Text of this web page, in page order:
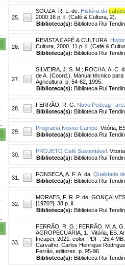
25.
SOUZA, R. L. de. História da
2000 16 p. il. (Café & Cultura, 2).
Biblioteca(s): Biblioteca Rui
26.
REVISTA CAFÉ & CULTURA.
Cultura, 2000. 11 p. il. (Café &
Biblioteca(s): Biblioteca Rui
27.
SILVEIRA, J. S. M. ; ROCHA, A. C.
de A. (Coord.). Manual técnico
Agricultura, p. 54-62, 1995.
Biblioteca(s): Biblioteca Rui
28.
FERRÃO, R. G.
Novo Pedeag :
Biblioteca(s): Biblioteca Rui
29.
Programa Nosso Campo. Vitória,
Biblioteca(s): Biblioteca Rui
30.
PROJETO Café Sustentável.
Biblioteca(s): Biblioteca Rui
31.
FONSECA, A. F. A. da. Qualidade
Biblioteca(s): Biblioteca Rui
32.
MORAES, F. R. P. de;
[1970?]. 38 p. il.
Biblioteca(s): Biblioteca Rui
33.
FERRÃO, R. G. ; FERRÃO, M. A. G.
AGROPECUÁRIA, 1., Vitória, ES.
Incaper, 2021. color. PDF ; 25,4
Carvalho, Carlos Henrique
Ferrão, editores. p. 95-96
Biblioteca(s): Biblioteca Rui